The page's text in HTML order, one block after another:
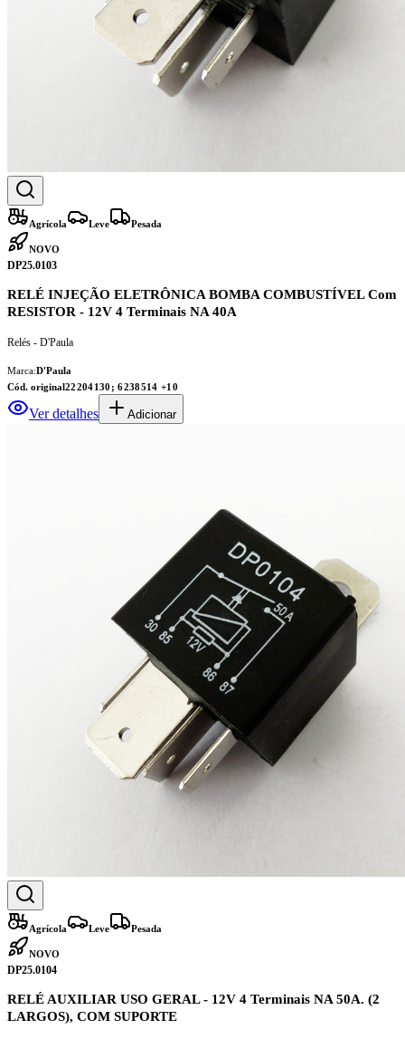
Agrícola Leve Pesada
NOVO
DP25.0103
RELÉ INJEÇÃO ELETRÔNICA BOMBA COMBUSTÍVEL Com
RESISTOR - 12V 4 Terminais NA 40A
Relés - D'Paula
Marca:D'Paula
Cód. original22204130; 6238514 +10
Ver detalhes Adicionar
Agrícola Leve Pesada
NOVO
DP25.0104
RELÉ AUXILIAR USO GERAL - 12V 4 Terminais NA 50A. (2
LARGOS), COM SUPORTE